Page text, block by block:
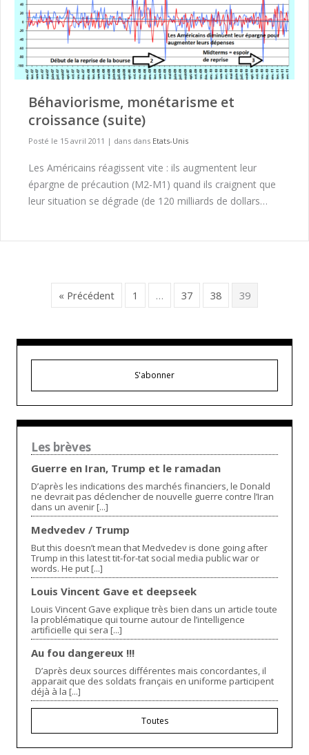
Béhaviorisme, monétarisme et
croissance (suite)
Posté le 15 avril 2011 | dans dans Etats-Unis
Les Américains réagissent vite : ils augmentent leur
épargne de précaution (M2-M1) quand ils craignent que
leur situation se dégrade (de 120 milliards de dollars…
« Précédent 1 … 37 38 39
S'abonner
Les brèves
Guerre en Iran, Trump et le ramadan
D’après les indications des marchés financiers, le Donald
ne devrait pas déclencher de nouvelle guerre contre l’Iran
dans un avenir [...]
Medvedev / Trump
But this doesn’t mean that Medvedev is done going after
Trump in this latest tit-for-tat social media public war or
words. He put [...]
Louis Vincent Gave et deepseek
Louis Vincent Gave explique très bien dans un article toute
la problématique qui tourne autour de l’intelligence
artificielle qui sera [...]
Au fou dangereux !!!
D’après deux sources différentes mais concordantes, il
apparait que des soldats français en uniforme participent
déjà à la [...]
Toutes